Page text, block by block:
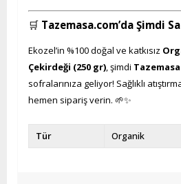
🛒 Tazemasa.com’da Şimdi
Ekozel’in %100 doğal ve katkısız
Çekirdeği (250 gr) , şimdi
sofralarınıza geliyor! Sağlıklı
hemen sipariş verin. 🌱✨
Tür Organik